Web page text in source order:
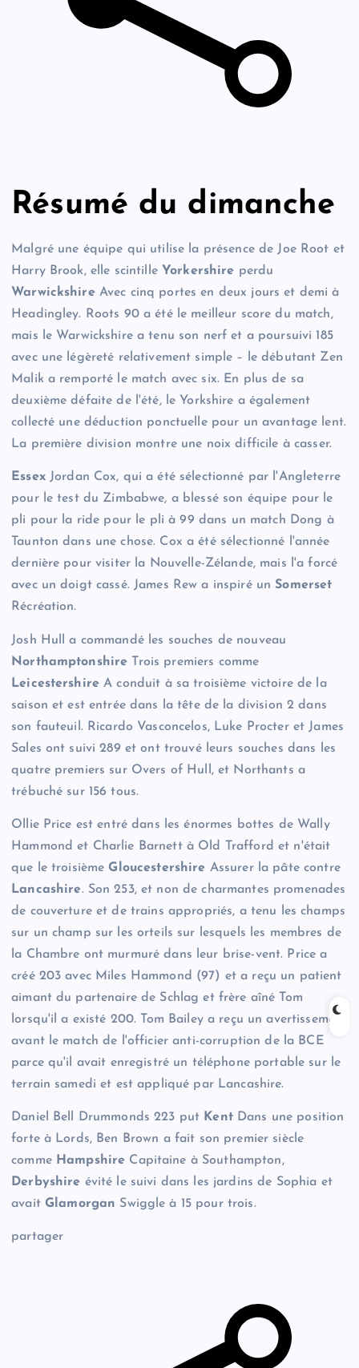
Résumé du dimanche
Malgré une équipe qui utilise la présence de Joe Root et
Harry Brook, elle scintille Yorkershire perdu
WarwickshireAvec cinq portes en deux jours et demi à
Headingley. Roots 90 a été le meilleur score du match,
mais le Warwickshire a tenu son nerf et a poursuivi 185
avec une légèreté relativement simple – le débutant Zen
Malik a remporté le match avec six. En plus de sa
deuxième défaite de l'été, le Yorkshire a également
collecté une déduction ponctuelle pour un avantage lent.
La première division montre une noix difficile à casser.
EssexJordan Cox, qui a été sélectionné par l'Angleterre
pour le test du Zimbabwe, a blessé son équipe pour le
pli pour la ride pour le pli à 99 dans un match Dong à
Taunton dans une chose. Cox a été sélectionné l'année
dernière pour visiter la Nouvelle-Zélande, mais l'a forcé
avec un doigt cassé. James Rew a inspiré unSomerset
Récréation.
Josh Hull a commandé les souches de nouveau
Northamptonshire Trois premiers comme
Leicestershire A conduit à sa troisième victoire de la
saison et est entrée dans la tête de la division 2 dans
son fauteuil. Ricardo Vasconcelos, Luke Procter et James
Sales ont suivi 289 et ont trouvé leurs souches dans les
quatre premiers sur Overs of Hull, et Northants a
trébuché sur 156 tous.
Ollie Price est entré dans les énormes bottes de Wally
Hammond et Charlie Barnett à Old Trafford et n'était
que le troisièmeGloucestershire Assurer la pâte contre
Lancashire. Son 253, et non de charmantes promenades
de couverture et de trains appropriés, a tenu les champs
sur un champ sur les orteils sur lesquels les membres de
la Chambre ont murmuré dans leur brise-vent. Price a
créé 203 avec Miles Hammond (97) et a reçu un patient
aimant du partenaire de Schlag et frère aîné Tom
lorsqu'il a existé 200. Tom Bailey a reçu un avertissement
avant le match de l'officier anti-corruption de la BCE
parce qu'il avait enregistré un téléphone portable sur le
terrain samedi et est appliqué par Lancashire.
Daniel Bell Drummonds 223 put KentDans une position
forte à Lords, Ben Brown a fait son premier siècle
comme Hampshire Capitaine à Southampton,
Derbyshire évité le suivi dans les jardins de Sophia et
avait Glamorgan Swiggle à 15 pour trois.
partager